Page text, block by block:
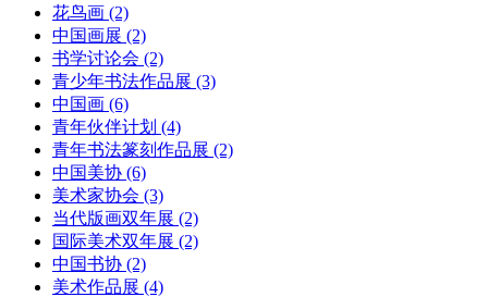
花鸟画 (2)
中国画展 (2)
书学讨论会 (2)
青少年书法作品展 (3)
中国画 (6)
青年伙伴计划 (4)
青年书法篆刻作品展 (2)
中国美协 (6)
美术家协会 (3)
当代版画双年展 (2)
国际美术双年展 (2)
中国书协 (2)
美术作品展 (4)